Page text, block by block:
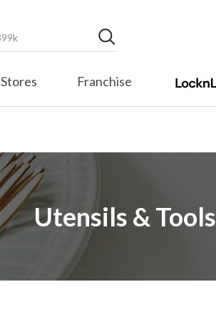
Stores Franchise
Utensils & Tools